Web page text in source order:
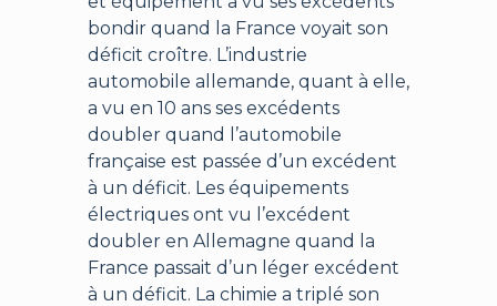
bondir quand la France voyait son
déficit croître. L’industrie
automobile allemande, quant à elle,
a vu en 10 ans ses excédents
doubler quand l’automobile
française est passée d’un excédent
à un déficit. Les équipements
électriques ont vu l’excédent
doubler en Allemagne quand la
France passait d’un léger excédent
à un déficit. La chimie a triplé son